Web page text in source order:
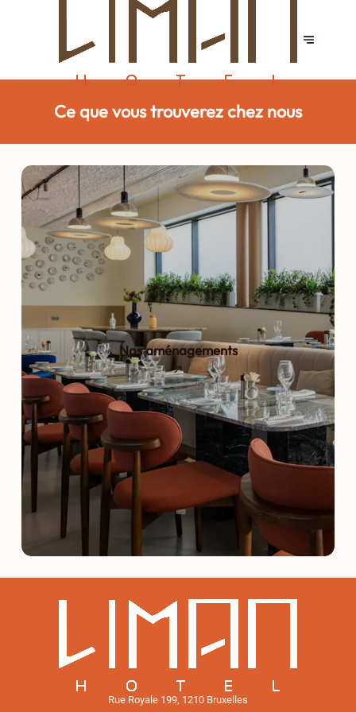
Ce que vous trouverez chez nous
Nos aménagements
Rue Royale 199, 1210 Bruxelles